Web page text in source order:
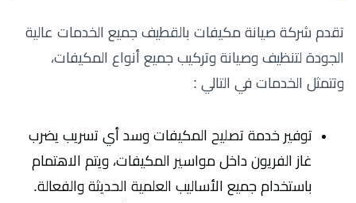
تقدم شركة صيانة مكيفات بالقطيف جميع الخدمات عالية
الجودة لتنظيف وصيانة وتركيب جميع أنواع المكيفات،
وتتمثل الخدمات في التالي :
توفير خدمة تصليح المكيفات وسد أي تسريب يضرب
غاز الفريون داخل مواسير المكيفات، ويتم الاهتمام
باستخدام جميع الأساليب العلمية الحديثة والفعالة.